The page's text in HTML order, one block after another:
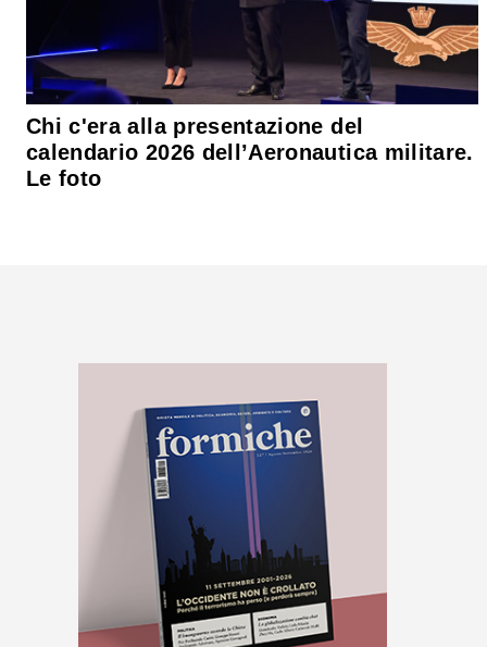
Chi c'era alla presentazione del
calendario 2026 dell’Aeronautica militare.
Le foto